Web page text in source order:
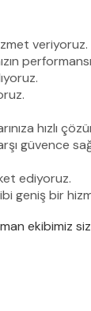
veriyoruz.
hızlı
güvence
ediyoruz.
geniş bir
ekibimiz